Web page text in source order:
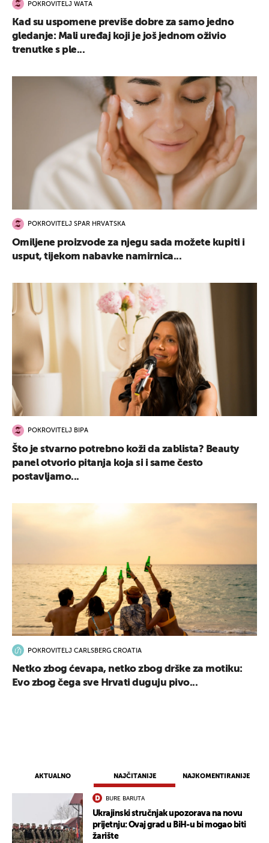
AKTUALNO NAJČITANIJE NAJKOMENTIRANIJE
BURE BARUTA
Ukrajinski stručnjak upozorava na novu
prijetnju: Ovaj grad u BiH-u bi mogao biti
žarište
POKROVITELJ WATA
Kad su uspomene previše dobre za samo jedno
gledanje: Mali uređaj koji je još jednom oživio
trenutke s ple...
POKROVITELJ SPAR HRVATSKA
Omiljene proizvode za njegu sada možete kupiti i
usput, tijekom nabavke namirnica...
POKROVITELJ BIPA
Što je stvarno potrebno koži da zablista? Beauty
panel otvorio pitanja koja si i same često
postavljamo...
POKROVITELJ CARLSBERG CROATIA
Netko zbog ćevapa, netko zbog drške za motiku:
Evo zbog čega sve Hrvati duguju pivo...